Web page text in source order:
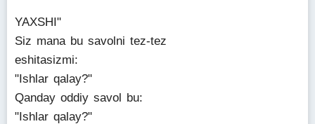
YAXSHI"
Siz mana bu savolni tez-tez
eshitasizmi:
"Ishlar qalay?"
Qanday oddiy savol bu:
"Ishlar qalay?"